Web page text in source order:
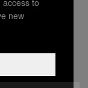
la
y similar a
new